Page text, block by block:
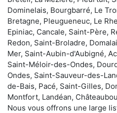
Dominelais, Bourgbarré, Le
Bretagne, Pleugueneuc, Le
Epiniac, Cancale, Saint-Père,
Redon, Saint-Broladre,
Mer, Saint-Aubin-d'Aubigné,
Saint-Méloir-des-Ondes,
Ondes, Saint-Sauveur-des-
de-Bais, Pacé, Saint-Gilles,
Montfort, Landéan,
Nous vous offrons une large